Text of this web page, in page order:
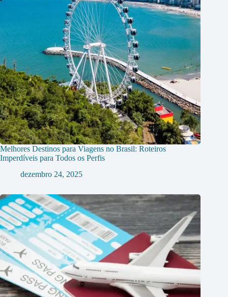
Melhores Destinos para Viagens no Brasil: Roteiros
Imperdíveis para Todos os Perfis
dezembro 24, 2025